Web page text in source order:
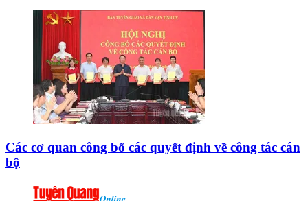
Các cơ quan công bố các quyết định về công tác cán
bộ